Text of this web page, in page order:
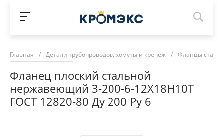
Главная / Детали трубопроводов, хомуты и крепеж / Фланцы
Фланец плоский стальной
нержавеющий 3-200-6-12Х18Н10Т
ГОСТ 12820-80 Ду 200 Ру 6